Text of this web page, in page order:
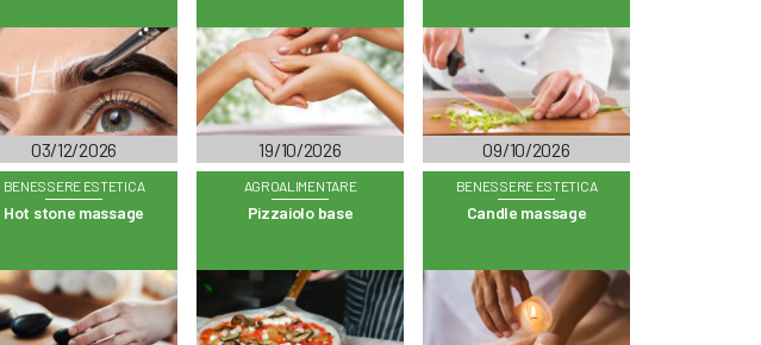
03/12/2026 19/10/2026 09/10/2026
BENESSERE ESTETICA
Hot stone massage
AGROALIMENTARE
Pizzaiolo base
BENESSERE ESTETICA
Candle massage